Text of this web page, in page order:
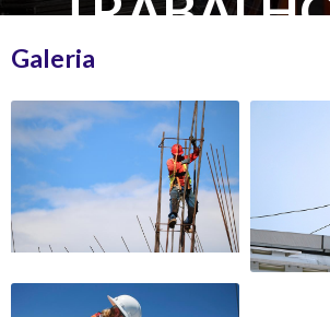
ALTURA
Galeria